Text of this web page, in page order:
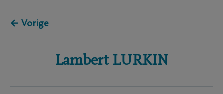
← Vorige
Lambert LURKIN